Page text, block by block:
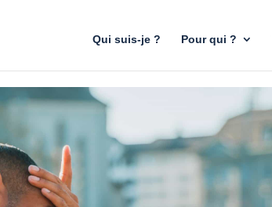
Qui suis-je ? Pour qui ?